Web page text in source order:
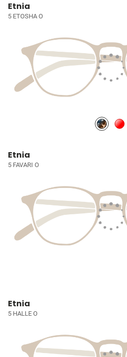
Etnia
5 ETOSHA O
Etnia
5 FAVARI O
Etnia
5 HALLE O